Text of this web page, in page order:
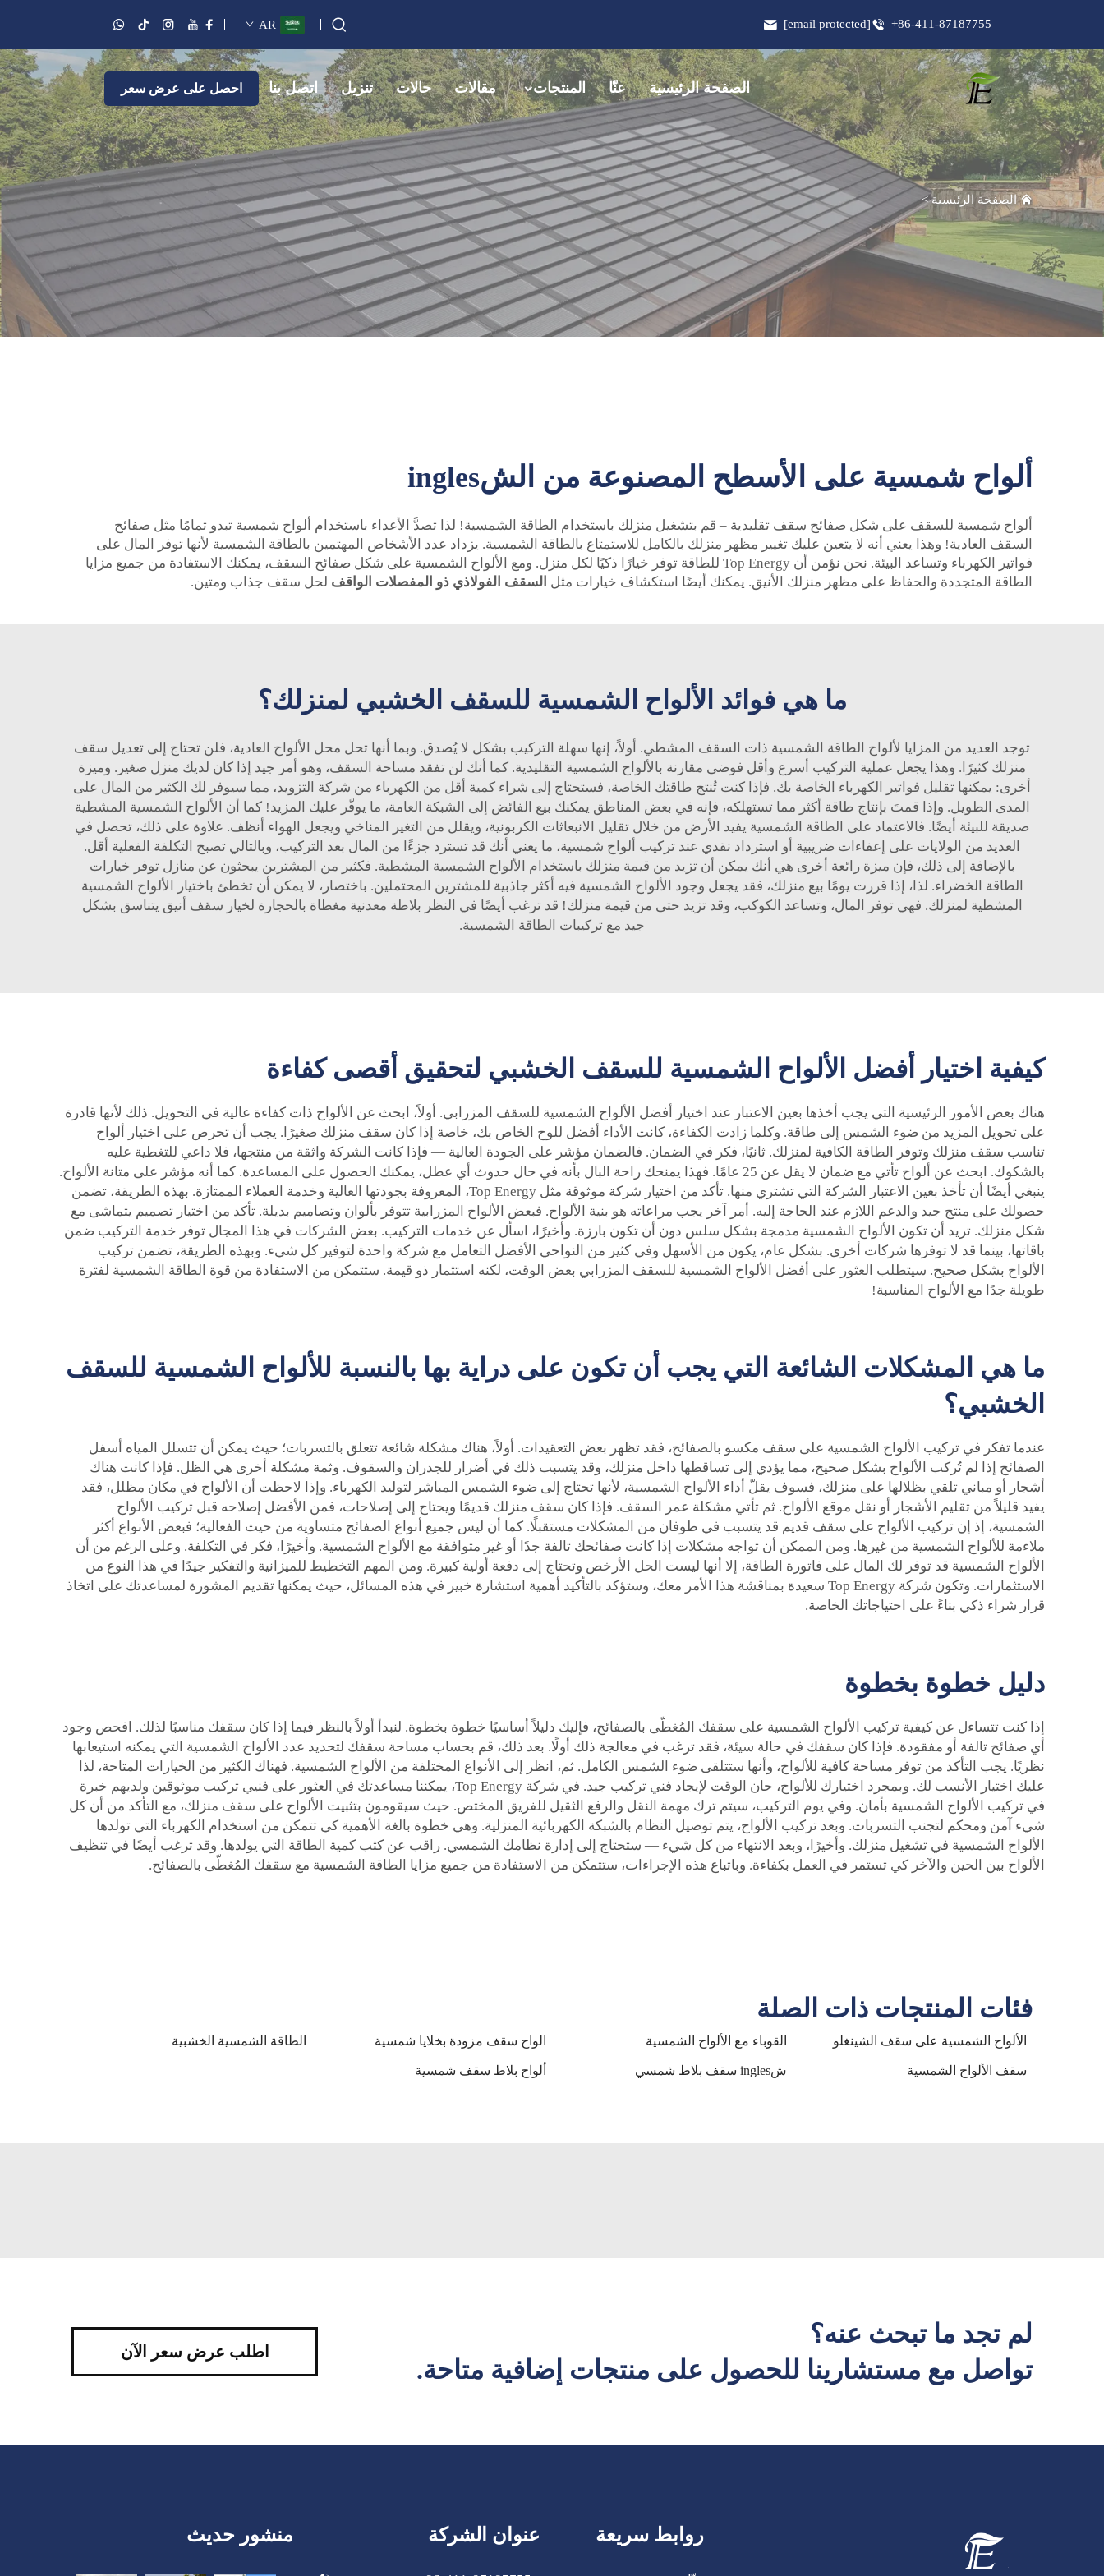
+86-411-87187755
[email protected]
AR
الصفحة الرئيسية عنّا المنتجات مقالات حالات تنزيل اتصل بنا احصل على عرض سعر
الصفحة الرئيسية>
ألواح شمسية على الأسطح المصنوعة من الشingles
ألواح شمسية للسقف على شكل صفائح سقف تقليدية – قم بتشغيل منزلك باستخدام الطاقة الشمسية! لذا تصدَّ الأعداء باستخدام ألواح شمسية تبدو تمامًا مثل صفائح
السقف العادية! وهذا يعني أنه لا يتعين عليك تغيير مظهر منزلك بالكامل للاستمتاع بالطاقة الشمسية. يزداد عدد الأشخاص المهتمين بالطاقة الشمسية لأنها توفر المال على
فواتير الكهرباء وتساعد البيئة. نحن نؤمن أن Top Energy للطاقة توفر خيارًا ذكيًا لكل منزل. ومع الألواح الشمسية على شكل صفائح السقف، يمكنك الاستفادة من جميع مزايا
الطاقة المتجددة والحفاظ على مظهر منزلك الأنيق. يمكنك أيضًا استكشاف خيارات مثل السقف الفولاذي ذو المفصلات الواقف لحل سقف جذاب ومتين.
ما هي فوائد الألواح الشمسية للسقف الخشبي لمنزلك؟
توجد العديد من المزايا لألواح الطاقة الشمسية ذات السقف المشطي. أولاً، إنها سهلة التركيب بشكل لا يُصدق. وبما أنها تحل محل الألواح العادية، فلن تحتاج إلى تعديل سقف
منزلك كثيرًا. وهذا يجعل عملية التركيب أسرع وأقل فوضى مقارنة بالألواح الشمسية التقليدية. كما أنك لن تفقد مساحة السقف، وهو أمر جيد إذا كان لديك منزل صغير. وميزة
أخرى: يمكنها تقليل فواتير الكهرباء الخاصة بك. فإذا كنت تُنتج طاقتك الخاصة، فستحتاج إلى شراء كمية أقل من الكهرباء من شركة التزويد، مما سيوفر لك الكثير من المال على
المدى الطويل. وإذا قمتَ بإنتاج طاقة أكثر مما تستهلكه، فإنه في بعض المناطق يمكنك بيع الفائض إلى الشبكة العامة، ما يوفّر عليك المزيد! كما أن الألواح الشمسية المشطية
صديقة للبيئة أيضًا. فالاعتماد على الطاقة الشمسية يفيد الأرض من خلال تقليل الانبعاثات الكربونية، ويقلل من التغير المناخي ويجعل الهواء أنظف. علاوة على ذلك، تحصل في
العديد من الولايات على إعفاءات ضريبية أو استرداد نقدي عند تركيب ألواح شمسية، ما يعني أنك قد تسترد جزءًا من المال بعد التركيب، وبالتالي تصبح التكلفة الفعلية أقل.
بالإضافة إلى ذلك، فإن ميزة رائعة أخرى هي أنك يمكن أن تزيد من قيمة منزلك باستخدام الألواح الشمسية المشطية. فكثير من المشترين يبحثون عن منازل توفر خيارات
الطاقة الخضراء. لذا، إذا قررت يومًا بيع منزلك، فقد يجعل وجود الألواح الشمسية فيه أكثر جاذبية للمشترين المحتملين. باختصار، لا يمكن أن تخطئ باختيار الألواح الشمسية
المشطية لمنزلك. فهي توفر المال، وتساعد الكوكب، وقد تزيد حتى من قيمة منزلك! قد ترغب أيضًا في النظر بلاطة معدنية مغطاة بالحجارة لخيار سقف أنيق يتناسق بشكل
جيد مع تركيبات الطاقة الشمسية.
كيفية اختيار أفضل الألواح الشمسية للسقف الخشبي لتحقيق أقصى كفاءة
هناك بعض الأمور الرئيسية التي يجب أخذها بعين الاعتبار عند اختيار أفضل الألواح الشمسية للسقف المزرابي. أولاً، ابحث عن الألواح ذات كفاءة عالية في التحويل. ذلك لأنها قادرة
على تحويل المزيد من ضوء الشمس إلى طاقة. وكلما زادت الكفاءة، كانت الأداء أفضل للوح الخاص بك، خاصة إذا كان سقف منزلك صغيرًا. يجب أن تحرص على اختيار ألواح
تناسب سقف منزلك وتوفر الطاقة الكافية لمنزلك. ثانيًا، فكر في الضمان. فالضمان مؤشر على الجودة العالية — فإذا كانت الشركة واثقة من منتجها، فلا داعي للتغطية عليه
بالشكوك. ابحث عن ألواح تأتي مع ضمان لا يقل عن 25 عامًا. فهذا يمنحك راحة البال بأنه في حال حدوث أي عطل، يمكنك الحصول على المساعدة. كما أنه مؤشر على متانة الألواح.
ينبغي أيضًا أن تأخذ بعين الاعتبار الشركة التي تشتري منها. تأكد من اختيار شركة موثوقة مثل Top Energy، المعروفة بجودتها العالية وخدمة العملاء الممتازة. بهذه الطريقة، تضمن
حصولك على منتج جيد والدعم اللازم عند الحاجة إليه. أمر آخر يجب مراعاته هو بنية الألواح. فبعض الألواح المزرابية تتوفر بألوان وتصاميم بديلة. تأكد من اختيار تصميم يتماشى مع
شكل منزلك. تريد أن تكون الألواح الشمسية مدمجة بشكل سلس دون أن تكون بارزة. وأخيرًا، اسأل عن خدمات التركيب. بعض الشركات في هذا المجال توفر خدمة التركيب ضمن
باقاتها، بينما قد لا توفرها شركات أخرى. بشكل عام، يكون من الأسهل وفي كثير من النواحي الأفضل التعامل مع شركة واحدة لتوفير كل شيء. وبهذه الطريقة، تضمن تركيب
الألواح بشكل صحيح. سيتطلب العثور على أفضل الألواح الشمسية للسقف المزرابي بعض الوقت، لكنه استثمار ذو قيمة. ستتمكن من الاستفادة من قوة الطاقة الشمسية لفترة
طويلة جدًا مع الألواح المناسبة!
ما هي المشكلات الشائعة التي يجب أن تكون على دراية بها بالنسبة للألواح الشمسية للسقف
الخشبي؟
عندما تفكر في تركيب الألواح الشمسية على سقف مكسو بالصفائح، فقد تظهر بعض التعقيدات. أولاً، هناك مشكلة شائعة تتعلق بالتسربات؛ حيث يمكن أن تتسلل المياه أسفل
الصفائح إذا لم تُركب الألواح بشكل صحيح، مما يؤدي إلى تساقطها داخل منزلك، وقد يتسبب ذلك في أضرار للجدران والسقوف. وثمة مشكلة أخرى هي الظل. فإذا كانت هناك
أشجار أو مباني تلقي بظلالها على منزلك، فسوف يقلّ أداء الألواح الشمسية، لأنها تحتاج إلى ضوء الشمس المباشر لتوليد الكهرباء. وإذا لاحظت أن الألواح في مكان مظلل، فقد
يفيد قليلاً من تقليم الأشجار أو نقل موقع الألواح. ثم تأتي مشكلة عمر السقف. فإذا كان سقف منزلك قديمًا ويحتاج إلى إصلاحات، فمن الأفضل إصلاحه قبل تركيب الألواح
الشمسية، إذ إن تركيب الألواح على سقف قديم قد يتسبب في طوفان من المشكلات مستقبلًا. كما أن ليس جميع أنواع الصفائح متساوية من حيث الفعالية؛ فبعض الأنواع أكثر
ملاءمة للألواح الشمسية من غيرها. ومن الممكن أن تواجه مشكلات إذا كانت صفائحك تالفة جدًا أو غير متوافقة مع الألواح الشمسية. وأخيرًا، فكر في التكلفة. وعلى الرغم من أن
الألواح الشمسية قد توفر لك المال على فاتورة الطاقة، إلا أنها ليست الحل الأرخص وتحتاج إلى دفعة أولية كبيرة. ومن المهم التخطيط للميزانية والتفكير جيدًا في هذا النوع من
الاستثمارات. وتكون شركة Top Energy سعيدة بمناقشة هذا الأمر معك، وستؤكد بالتأكيد أهمية استشارة خبير في هذه المسائل، حيث يمكنها تقديم المشورة لمساعدتك على اتخاذ
قرار شراء ذكي بناءً على احتياجاتك الخاصة.
دليل خطوة بخطوة
إذا كنت تتساءل عن كيفية تركيب الألواح الشمسية على سقفك المُغطّى بالصفائح، فإليك دليلاً أساسيًا خطوة بخطوة. لنبدأ أولاً بالنظر فيما إذا كان سقفك مناسبًا لذلك. افحص وجود
أي صفائح تالفة أو مفقودة. فإذا كان سقفك في حالة سيئة، فقد ترغب في معالجة ذلك أولًا. بعد ذلك، قم بحساب مساحة سقفك لتحديد عدد الألواح الشمسية التي يمكنه استيعابها
نظريًا. يجب التأكد من توفر مساحة كافية للألواح، وأنها ستتلقى ضوء الشمس الكامل. ثم، انظر إلى الأنواع المختلفة من الألواح الشمسية. فهناك الكثير من الخيارات المتاحة، لذا
عليك اختيار الأنسب لك. وبمجرد اختيارك للألواح، حان الوقت لإيجاد فني تركيب جيد. في شركة Top Energy، يمكننا مساعدتك في العثور على فنيي تركيب موثوقين ولديهم خبرة
في تركيب الألواح الشمسية بأمان. وفي يوم التركيب، سيتم ترك مهمة النقل والرفع الثقيل للفريق المختص. حيث سيقومون بتثبيت الألواح على سقف منزلك، مع التأكد من أن كل
شيء آمن ومحكم لتجنب التسربات. وبعد تركيب الألواح، يتم توصيل النظام بالشبكة الكهربائية المنزلية. وهي خطوة بالغة الأهمية كي تتمكن من استخدام الكهرباء التي تولدها
الألواح الشمسية في تشغيل منزلك. وأخيرًا، وبعد الانتهاء من كل شيء — ستحتاج إلى إدارة نظامك الشمسي. راقب عن كثب كمية الطاقة التي يولدها. وقد ترغب أيضًا في تنظيف
الألواح بين الحين والآخر كي تستمر في العمل بكفاءة. وباتباع هذه الإجراءات، ستتمكن من الاستفادة من جميع مزايا الطاقة الشمسية مع سقفك المُغطّى بالصفائح.
فئات المنتجات ذات الصلة
الألواح الشمسية على سقف الشينغلو القوباء مع الألواح الشمسية الواح سقف مزودة بخلايا شمسية الطاقة الشمسية الخشبية
سقف الألواح الشمسية شingles سقف بلاط شمسي ألواح بلاط سقف شمسية
لم تجد ما تبحث عنه؟
تواصل مع مستشارينا للحصول على منتجات إضافية متاحة.
اطلب عرض سعر الآن
روابط سريعة عنوان الشركة منشور حديث